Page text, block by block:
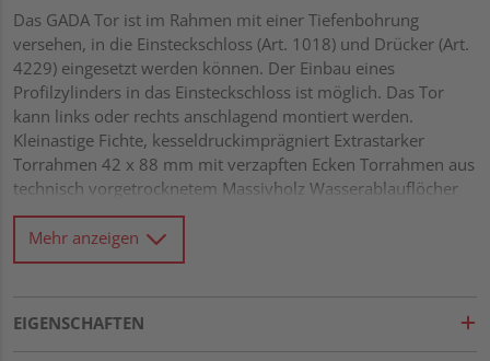
Das GADA Tor ist im Rahmen mit einer Tiefenbohrung
versehen, in die Einsteckschloss (Art. 1018) und Drücker (Art.
4229) eingesetzt werden können. Der Einbau eines
Profilzylinders in das Einsteckschloss ist möglich. Das Tor
kann links oder rechts anschlagend montiert werden.
Kleinastige Fichte, kesseldruckimprägniert Extrastarker
Torrahmen 42 x 88 mm mit verzapften Ecken Torrahmen aus
technisch vorgetrocknetem Massivholz Wasserablauflöcher
und Drainagenut im unteren Rahmen Rundkanten-Profile 18
x 121 mm mit extratiefer Trocknungsnut von 15 mm Alle
Verbindungen aus Edelstahl
Mehr anzeigen
EIGENSCHAFTEN